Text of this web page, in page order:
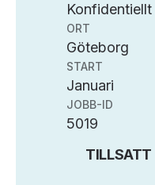
Konfidentiellt
ORT
Göteborg
START
Januari
JOBB-ID
5019
TILLSATT